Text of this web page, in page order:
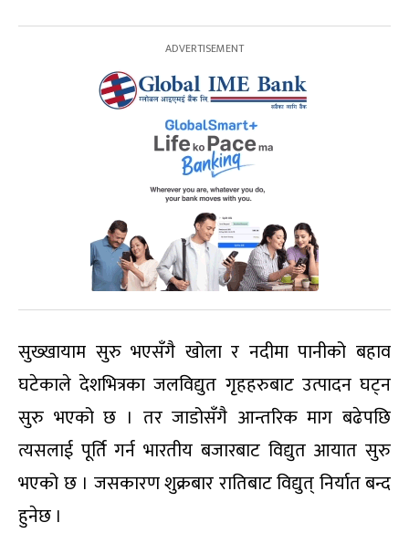
सुख्खायाम सुरु भएसँगै खोला र नदीमा पानीको बहाव
घटेकाले देशभित्रका जलविद्युत गृहहरुबाट उत्पादन घट्न
सुरु भएको छ । तर जाडोसँगै आन्तरिक माग बढेपछि
त्यसलाई पूर्ति गर्न भारतीय बजारबाट विद्युत आयात सुरु
भएको छ । जसकारण शुक्रबार रातिबाट विद्युत् निर्यात बन्द
हुनेछ ।